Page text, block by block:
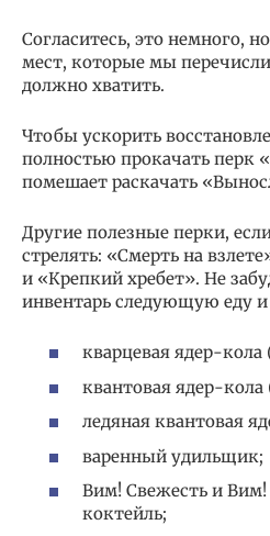
Согласитесь, это немного,
мест, которые мы
должно хватить.
Чтобы ускорить
полностью прокачать перк
помешает раскачать
Другие полезные перки,
стрелять: «Смерть на
и «Крепкий хребет». Не
инвентарь следующую еду
кварцевая ядер-кола
квантовая ядер-кола
ледяная квантовая
варенный удильщик;
Вим! Свежесть и
коктейль;